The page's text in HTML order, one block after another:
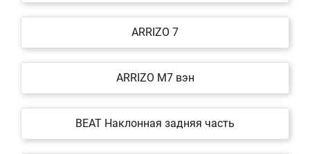
ARRIZO 7
ARRIZO M7 вэн
BEAT Наклонная задняя часть